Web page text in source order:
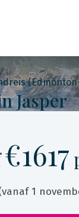
Jasper
€1617
1